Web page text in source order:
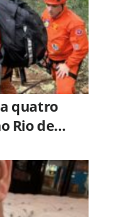
quatro
Rio de